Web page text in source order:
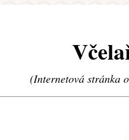
(Internetová stránka